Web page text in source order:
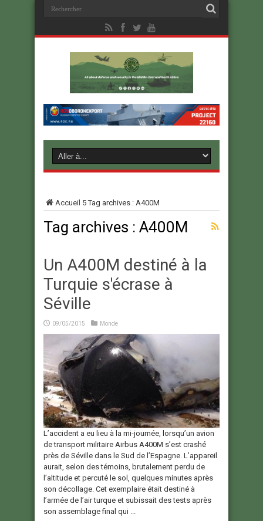
Accueil 5Tag archives : A400M
Tag archives : A400M
Un A400M destiné à la
Turquie s'écrase à
Séville
09/05/2015 Monde
L’accident a eu lieu à la mi-journée, lorsqu’un avion
de transport militaire Airbus A400M s’est crashé
près de Séville dans le Sud de l’Espagne. L’appareil
aurait, selon des témoins, brutalement perdu de
l’altitude et percuté le sol, quelques minutes après
son décollage. Cet exemplaire était destiné à
l’armée de l’air turque et subissait des tests après
son assemblage final qui ...